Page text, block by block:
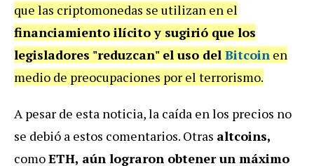
que las criptomonedas se utilizan en el
financiamiento ilícito y sugirió que los
legisladores "reduzcan" el uso del Bitcoin en
medio de preocupaciones por el terrorismo.
A pesar de esta noticia, la caída en los precios no
se debió a estos comentarios. Otras altcoins,
comoETH, aún lograron obtener un máximo